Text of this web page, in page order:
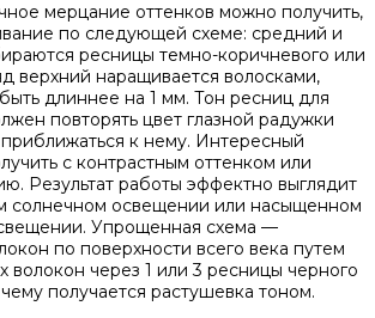
мерцание оттенков можно получить,
по следующей схеме: средний и
ресницы темно-коричневого или
верхний наращивается волосками,
длиннее на 1 мм. Тон ресниц для
повторять цвет глазной радужки
к нему. Интересный
с контрастным оттенком или
Результат работы эффектно выглядит
солнечном освещении или насыщенном
Упрощенная схема —
по поверхности всего века путем
волокон через 1 или 3 ресницы черного
получается растушевка тоном.